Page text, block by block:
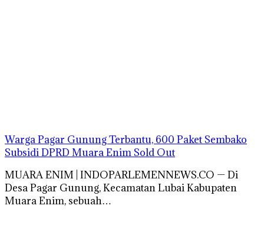
Warga Pagar Gunung Terbantu, 600 Paket Sembako
Subsidi DPRD Muara Enim Sold Out
MUARA ENIM | INDOPARLEMENNEWS.CO — Di
Desa Pagar Gunung, Kecamatan Lubai Kabupaten
Muara Enim, sebuah…